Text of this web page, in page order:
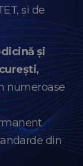
și de
și
numeroase
din